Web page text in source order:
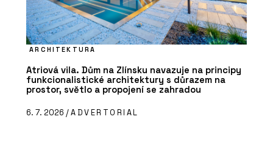
ARCHITEKTURA
Atriová vila. Dům na Zlínsku navazuje na principy
funkcionalistické architektury s důrazem na
prostor, světlo a propojení se zahradou
6. 7. 2026 /ADVERTORIAL